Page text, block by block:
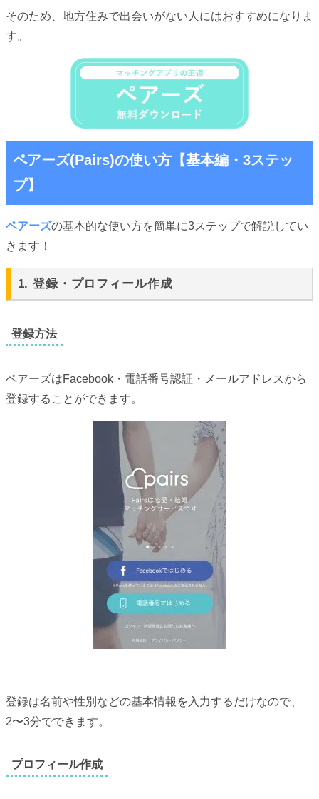
そのため、地方住みで出会いがない人にはおすすめになりま
す。
ペアーズ(Pairs)の使い方【基本編・3ステッ
プ】
ペアーズの基本的な使い方を簡単に3ステップで解説してい
きます！
1. 登録・プロフィール作成
登録方法
ペアーズはFacebook・電話番号認証・メールアドレスから
登録することができます。
登録は名前や性別などの基本情報を入力するだけなので、
2〜3分でできます。
プロフィール作成